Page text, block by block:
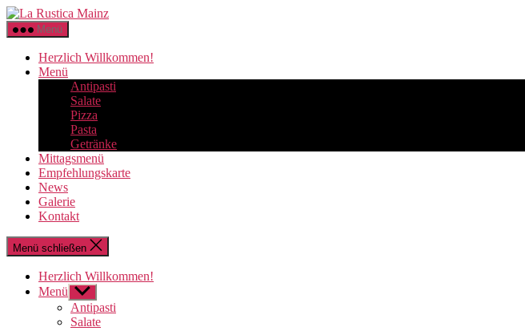
Direkt
zum
Inhalt
wechseln
La
Menü
Herzlich Willkommen!
Menü
Antipasti
Salate
Pizza
Pasta
Getränke
Mittagsmenü
Empfehlungskarte
News
Galerie
Kontakt
Menü schließen
Herzlich Willkommen!
Menü Untermenü
anzeigen
Antipasti
Salate